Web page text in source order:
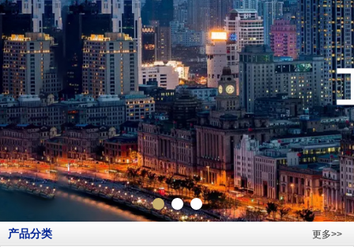
产品分类 更多>>